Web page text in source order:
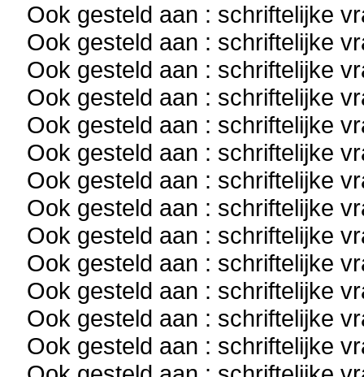
Ook gesteld aan : schriftelijke
Ook gesteld aan : schriftelijke
Ook gesteld aan : schriftelijke
Ook gesteld aan : schriftelijke
Ook gesteld aan : schriftelijke
Ook gesteld aan : schriftelijke
Ook gesteld aan : schriftelijke
Ook gesteld aan : schriftelijke
Ook gesteld aan : schriftelijke
Ook gesteld aan : schriftelijke
Ook gesteld aan : schriftelijke
Ook gesteld aan : schriftelijke
Ook gesteld aan : schriftelijke